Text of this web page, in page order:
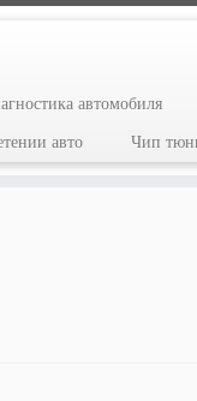
автомобиля
авто Чип